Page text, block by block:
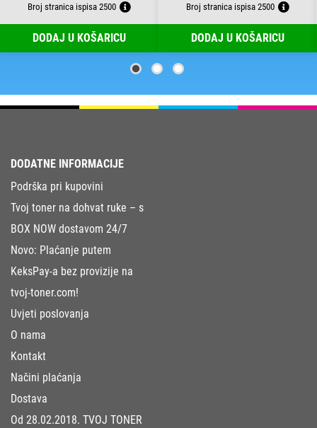
Broj stranica ispisa 2500
DODAJ U KOŠARICU
Broj stranica ispisa 2500
DODAJ U KOŠARICU
DODATNE INFORMACIJE
Podrška pri kupovini
Tvoj toner na dohvat ruke – s
BOX NOW dostavom 24/7
Novo: Plaćanje putem
KeksPay-a bez provizije na
tvoj-toner.com!
Uvjeti poslovanja
O nama
Kontakt
Načini plaćanja
Dostava
Od 28.02.2018. TVOJ TONER